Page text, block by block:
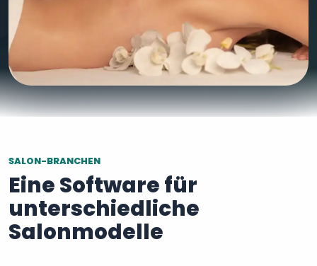
SALON-BRANCHEN
Eine Software für
unterschiedliche
Salonmodelle